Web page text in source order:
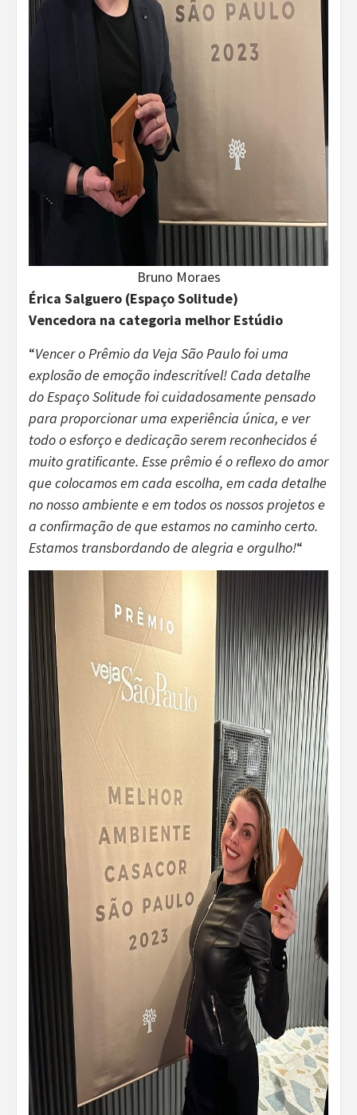
Bruno Moraes
Érica Salguero (Espaço Solitude)
Vencedora na categoria melhor Estúdio
“Vencer o Prêmio da Veja São Paulo foi uma
explosão de emoção indescritível! Cada detalhe
do Espaço Solitude foi cuidadosamente pensado
para proporcionar uma experiência única, e ver
todo o esforço e dedicação serem reconhecidos é
muito gratificante. Esse prêmio é o reflexo do amor
que colocamos em cada escolha, em cada detalhe
no nosso ambiente e em todos os nossos projetos e
a confirmação de que estamos no caminho certo.
Estamos transbordando de alegria e orgulho!“